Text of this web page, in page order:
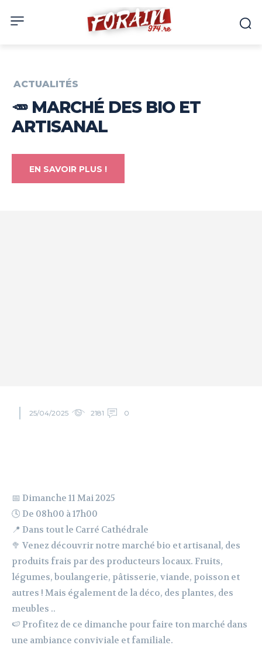
ACTUALITÉS
🥕 MARCHÉ DES BIO ET
ARTISANAL
EN SAVOIR PLUS !
25/04/2025 2181 0
📅 Dimanche 11 Mai 2025
🕓 De 08h00 à 17h00
📍 Dans tout le Carré Cathédrale
🥦 Venez découvrir notre marché bio et artisanal, des
produits frais par des producteurs locaux. Fruits,
légumes, boulangerie, pâtisserie, viande, poisson et
autres ! Mais également de la déco, des plantes, des
meubles ..
🍉 Profitez de ce dimanche pour faire ton marché dans
une ambiance conviviale et familiale.